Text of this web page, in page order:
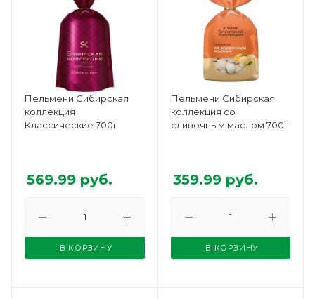
Пельмени Сибирская
коллекция
Классические 700г
569.99 руб.
В КОРЗИНУ
Пельмени Сибирская
коллекция со
сливочным маслом 700г
359.99руб.
В КОРЗИНУ